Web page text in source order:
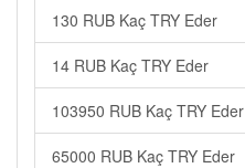
130 RUB Kaç TRY Eder
14 RUB Kaç TRY Eder
103950 RUB Kaç TRY Eder
65000 RUB Kaç TRY Eder